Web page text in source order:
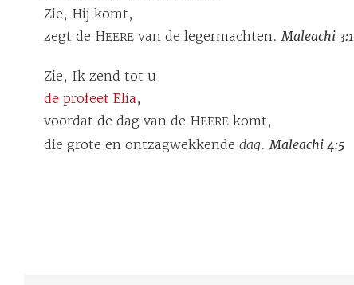
Zie, Hij komt,
zegt de HEERE van de legermachten. Maleachi 3:1
Zie, Ik zend tot u
de profeet Elia,
voordat de dag van de HEERE komt,
die grote en ontzagwekkende dag. Maleachi 4:5